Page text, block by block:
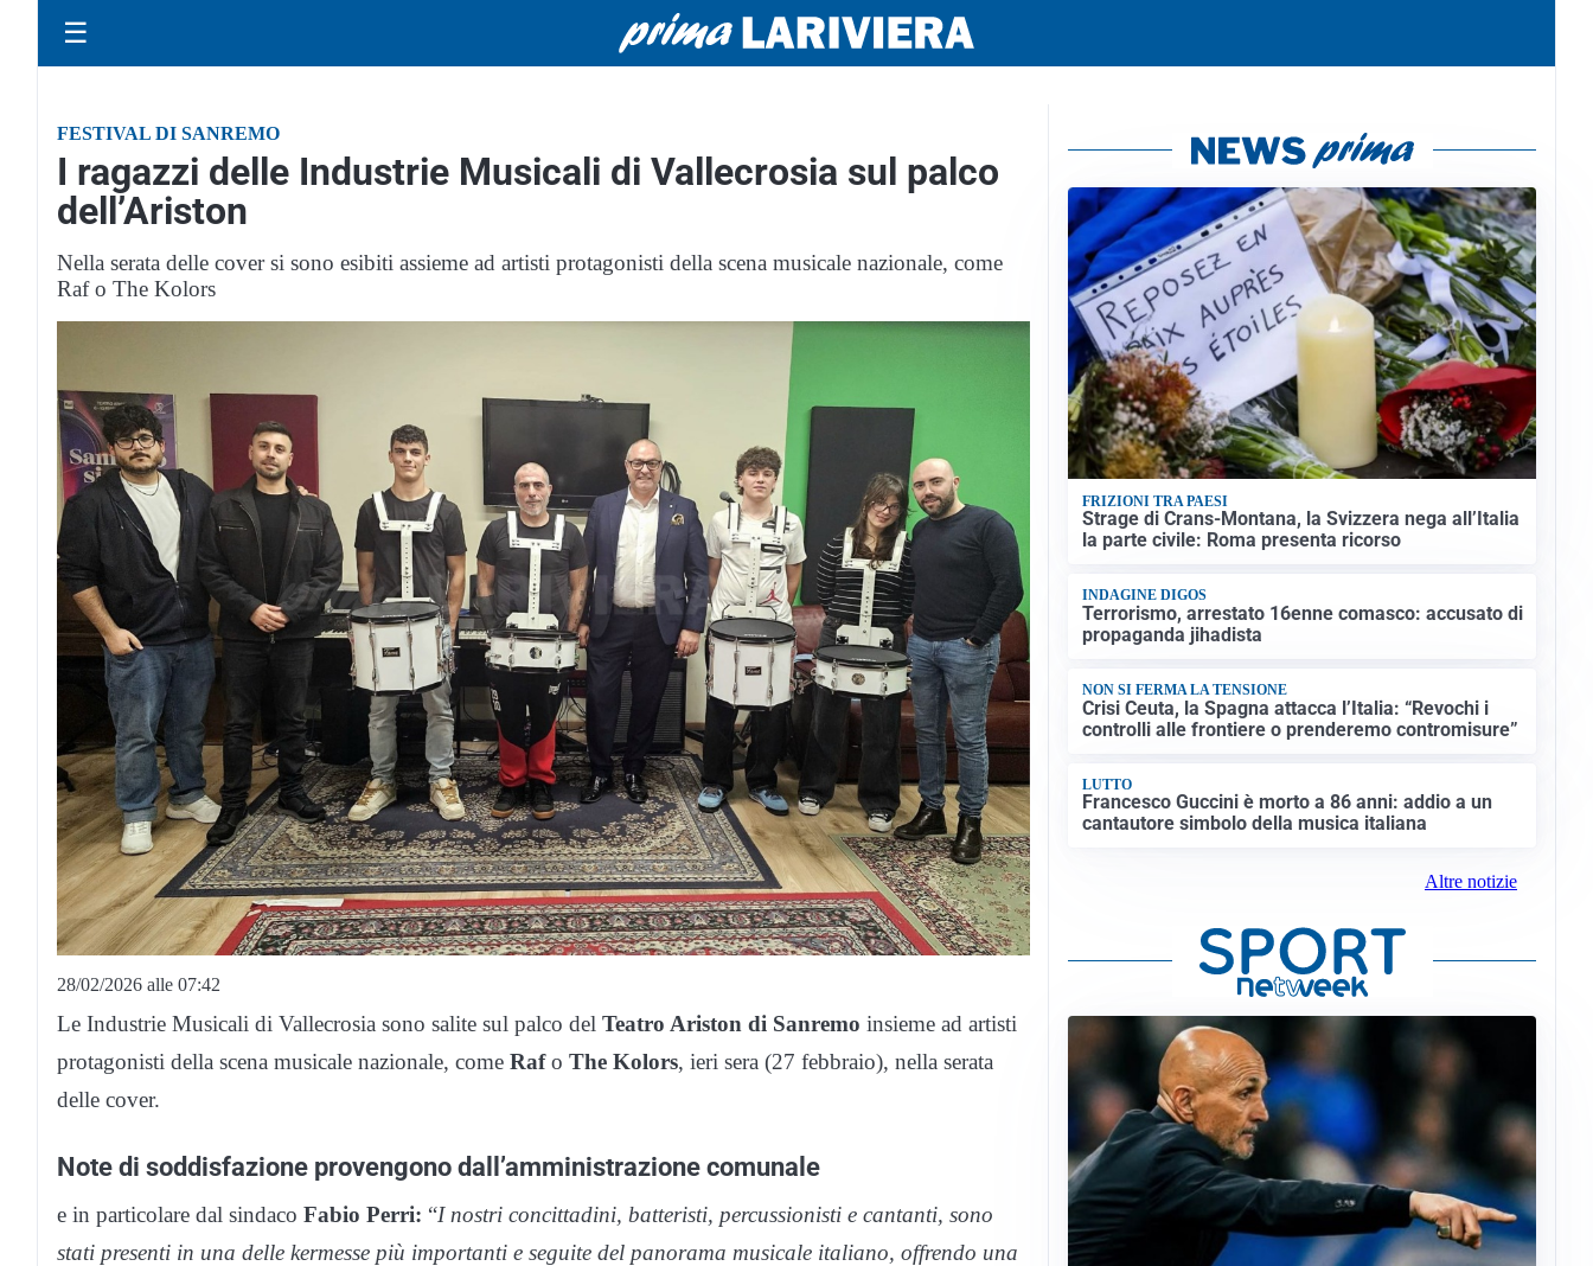
☰
FESTIVAL DI SANREMO
I ragazzi delle Industrie Musicali di Vallecrosia sul palco
dell’Ariston
Nella serata delle cover si sono esibiti assieme ad artisti protagonisti della scena musicale nazionale, come
Raf o The Kolors
28/02/2026 alle 07:42
Le Industrie Musicali di Vallecrosia sono salite sul palco del Teatro Ariston di Sanremo insieme ad artisti
protagonisti della scena musicale nazionale, come Rafo The Kolors, ieri sera (27 febbraio), nella serata
delle cover.
Note di soddisfazione provengono dall’amministrazione comunale
e in particolare dal sindaco Fabio Perri: “I nostri concittadini, batteristi, percussionisti e cantanti, sono
stati presenti in una delle kermesse più importanti e seguite del panorama musicale italiano, offrendo una
FRIZIONI TRA PAESI
Strage di Crans-Montana, la Svizzera nega all’Italia
la parte civile: Roma presenta ricorso
INDAGINE DIGOS
Terrorismo, arrestato 16enne comasco: accusato di
propaganda jihadista
NON SI FERMA LA TENSIONE
Crisi Ceuta, la Spagna attacca l’Italia: “Revochi i
controlli alle frontiere o prenderemo contromisure”
LUTTO
Francesco Guccini è morto a 86 anni: addio a un
cantautore simbolo della musica italiana
Altre notizie